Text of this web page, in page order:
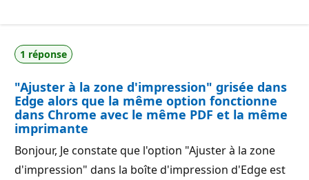
p
u
t
t
i
o
n
s
d
e
é
p
u
t
a
i
o
n
1 réponse
"Ajuster à la zone d'impression" grisée dans
Edge alors que la même option fonctionne
dans Chrome avec le même PDF et la même
imprimante
Bonjour, Je constate que l'option "Ajuster à la zone
d'impression" dans la boîte d'impression d'Edge est